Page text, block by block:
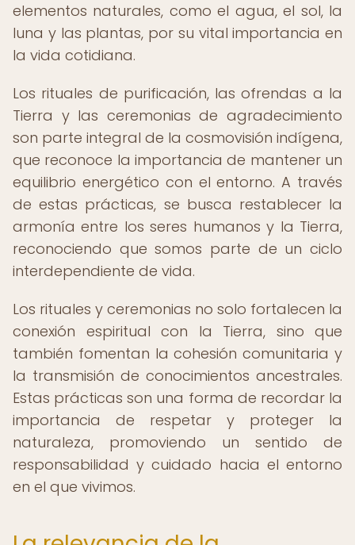
elementos naturales, como el agua, el sol, la
luna y las plantas, por su vital importancia en
la vida cotidiana.
Los rituales de purificación, las ofrendas a la
Tierra y las ceremonias de agradecimiento
son parte integral de la cosmovisión indígena,
que reconoce la importancia de mantener un
equilibrio energético con el entorno. A través
de estas prácticas, se busca restablecer la
armonía entre los seres humanos y la Tierra,
reconociendo que somos parte de un ciclo
interdependiente de vida.
Los rituales y ceremonias no solo fortalecen la
conexión espiritual con la Tierra, sino que
también fomentan la cohesión comunitaria y
la transmisión de conocimientos ancestrales.
Estas prácticas son una forma de recordar la
importancia de respetar y proteger la
naturaleza, promoviendo un sentido de
responsabilidad y cuidado hacia el entorno
en el que vivimos.